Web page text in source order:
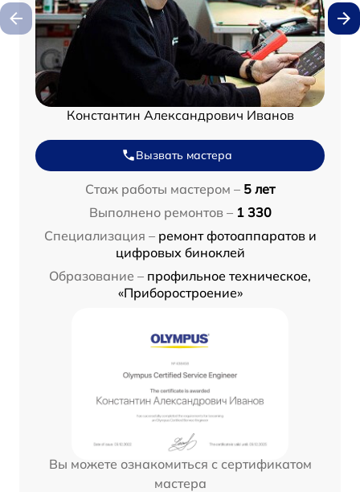
Константин Александрович Иванов
Вызвать мастера
Стаж работы мастером – 5 лет
Выполнено ремонтов – 1 330
Специализация – ремонт фотоаппаратов и
цифровых биноклей
Образование – профильное техническое,
«Приборостроение»
Вы можете ознакомиться с сертификатом
мастера